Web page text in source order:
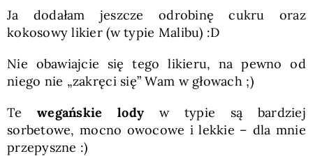
Ja dodałam jeszcze odrobinę cukru oraz
kokosowy likier (w typie Malibu) :D
Nie obawiajcie się tego likieru, na pewno od
niego nie „zakręci się” Wam w głowach ;)
Tewegańskie lody w typie są bardziej
sorbetowe, mocno owocowe i lekkie – dla mnie
przepyszne :)